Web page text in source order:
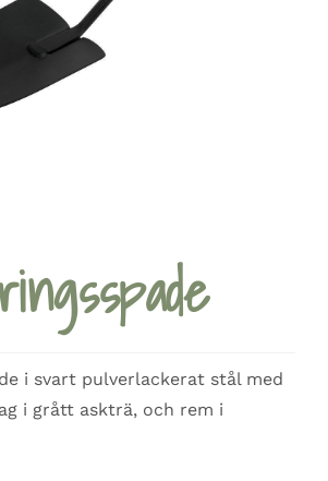
i svart pulverlackerat stål med
i grått askträ, och rem i